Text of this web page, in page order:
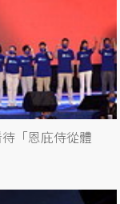
「恩庇侍從體